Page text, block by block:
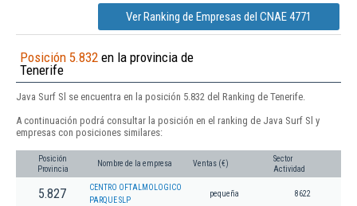
Ver Ranking de Empresas del CNAE 4771
Posición 5.832 en la provincia de
Tenerife
Java Surf Sl se encuentra en la posición 5.832 del Ranking de Tenerife.
A continuación podrá consultar la posición en el ranking de Java Surf Sl y
empresas con posiciones similares:
Posición
Provincia
Nombre de la empresa Ventas (€)
Sector
Actividad
5.827
CENTRO OFTALMOLOGICO
PARQUE SLP
pequeña 8622